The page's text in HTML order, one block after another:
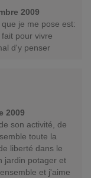
2009
je me pose est:
pour vivre
d'y penser
2009
son activité, de
toute la
liberté dans le
jardin potager et
et j'aime